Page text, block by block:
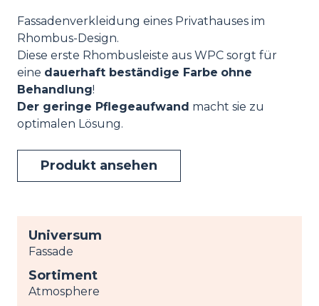
Fassadenverkleidung eines Privathauses im
Rhombus-Design.
Diese erste Rhombusleiste aus WPC sorgt für
eine dauerhaft beständige Farbe ohne
Behandlung!
Der geringe Pflegeaufwand macht sie zu
optimalen Lösung.
Produkt ansehen
Universum
Fassade
Sortiment
Atmosphere